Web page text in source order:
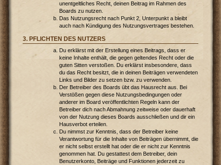
unentgeltliches Recht, deinen Beitrag im Rahmen des
Boards zu nutzen.
Das Nutzungsrecht nach Punkt 2, Unterpunkt a bleibt
auch nach Kündigung des Nutzungsvertrages bestehen.
3. PFLICHTEN DES NUTZERS
Du erklärst mit der Erstellung eines Beitrags, dass er
keine Inhalte enthält, die gegen geltendes Recht oder die
guten Sitten verstoßen. Du erklärst insbesondere, dass
du das Recht besitzt, die in deinen Beiträgen verwendeten
Links und Bilder zu setzen bzw. zu verwenden.
Der Betreiber des Boards übt das Hausrecht aus. Bei
Verstößen gegen diese Nutzungsbedingungen oder
anderer im Board veröffentlichten Regeln kann der
Betreiber dich nach Abmahnung zeitweise oder dauerhaft
von der Nutzung dieses Boards ausschließen und dir ein
Hausverbot erteilen.
Du nimmst zur Kenntnis, dass der Betreiber keine
Verantwortung für die Inhalte von Beiträgen übernimmt, die
er nicht selbst erstellt hat oder die er nicht zur Kenntnis
genommen hat. Du gestattest dem Betreiber, dein
Benutzerkonto, Beiträge und Funktionen jederzeit zu